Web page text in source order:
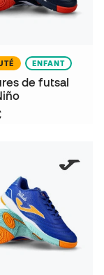
ENFANT
de futsal